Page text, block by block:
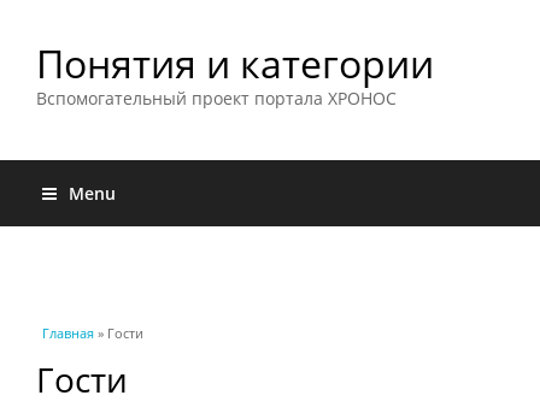
Понятия и категории
Вспомогательный проект портала ХРОНОС
Menu
Вы здесь
Главная » Гости
Гости